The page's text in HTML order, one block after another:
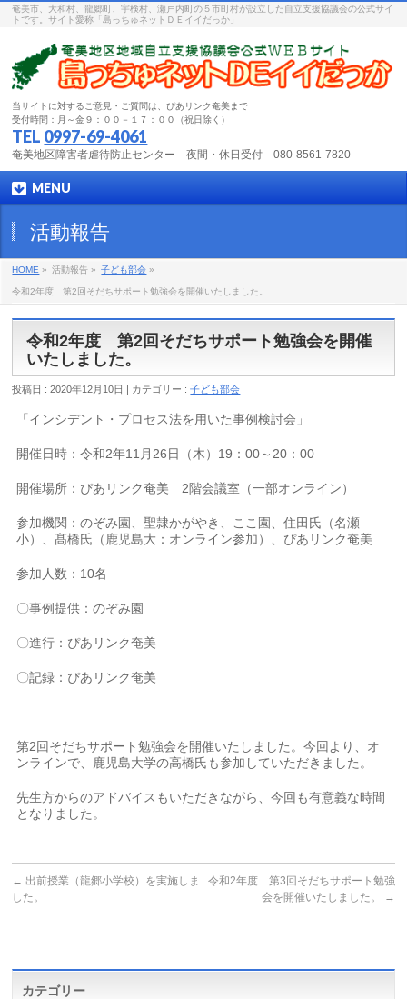
奄美市、大和村、龍郷町、宇検村、瀬戸内町の５市町村が設立した自立支援協議会の公式サイ
トです。サイト愛称「島っちゅネットＤＥイイだっか」
当サイトに対するご意見・ご質問は、ぴあリンク奄美まで
受付時間：月～金９：００－１７：００（祝日除く）
TEL 0997-69-4061
奄美地区障害者虐待防止センター 夜間・休日受付 080-8561-7820
MENU
活動報告
HOME » 活動報告 » 子ども部会 »
令和2年度 第2回そだちサポート勉強会を開催いたしました。
令和2年度 第2回そだちサポート勉強会を開催
いたしました。
投稿日 : 2020年12月10日 | カテゴリー :子ども部会
「インシデント・プロセス法を用いた事例検討会」
開催日時：令和2年11月26日（木）19：00～20：00
開催場所：ぴあリンク奄美 2階会議室（一部オンライン）
参加機関：のぞみ園、聖隷かがやき、ここ園、住田氏（名瀬
小）、髙橋氏（鹿児島大：オンライン参加）、ぴあリンク奄美
参加人数：10名
〇事例提供：のぞみ園
〇進行：ぴあリンク奄美
〇記録：ぴあリンク奄美
第2回そだちサポート勉強会を開催いたしました。今回より、オ
ンラインで、鹿児島大学の高橋氏も参加していただきました。
先生方からのアドバイスもいただきながら、今回も有意義な時間
となりました。
← 出前授業（龍郷小学校）を実施しま
した。
令和2年度 第3回そだちサポート勉強
会を開催いたしました。
→
カテゴリー